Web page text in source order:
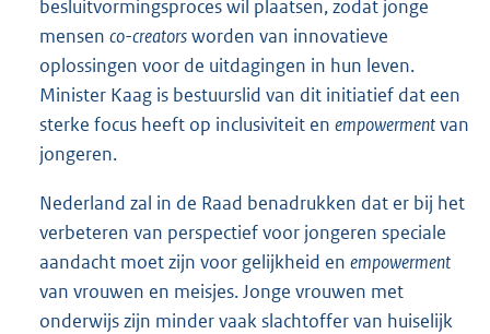
besluitvormingsproces wil plaatsen, zodat jonge
mensen co-creatorsworden van innovatieve
oplossingen voor de uitdagingen in hun leven.
Minister Kaag is bestuurslid van dit initiatief dat een
sterke focus heeft op inclusiviteit en empowermentvan
jongeren.
Nederland zal in de Raad benadrukken dat er bij het
verbeteren van perspectief voor jongeren speciale
aandacht moet zijn voor gelijkheid en empowerment
van vrouwen en meisjes. Jonge vrouwen met
onderwijs zijn minder vaak slachtoffer van huiselijk